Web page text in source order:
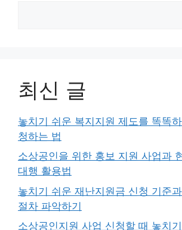
최신 글
놓치기 쉬운 복지지원 제도를 똑똑
청하는 법
소상공인을 위한 홍보 지원 사업과
대행 활용법
놓치기 쉬운 재난지원금 신청 기준
절차 파악하기
소상공인지원 사업 신청할 때 놓치